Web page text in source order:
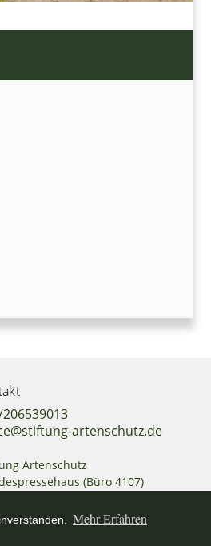
Mehr Erfahren
artenschutz.de
Artenschutz
(Büro 4107)
Berlin